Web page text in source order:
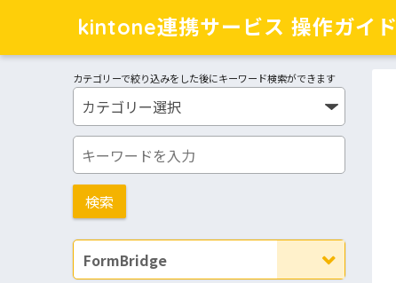
kintone連携サービス 操作ガイド
カテゴリーで絞り込みをした後にキーワード検索ができます
FormBridge